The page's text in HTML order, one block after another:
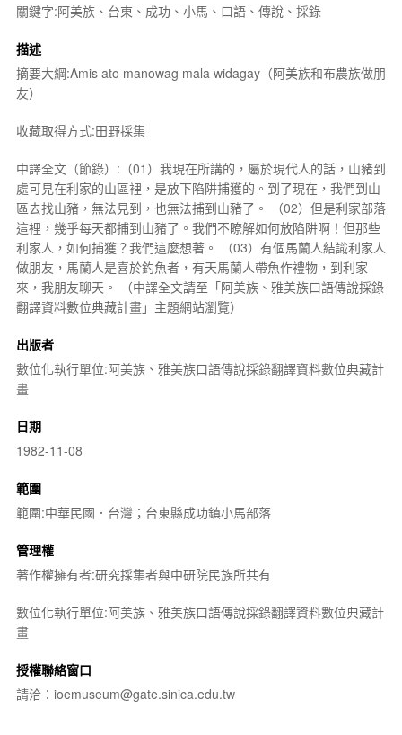
關鍵字:阿美族、台東、成功、小馬、口語、傳說、採錄
描述
摘要大綱:Amis ato manowag mala widagay（阿美族和布農族做朋
友）
收藏取得方式:田野採集
中譯全文（節錄）:（01）我現在所講的，屬於現代人的話，山豬到
處可見在利家的山區裡，是放下陷阱捕獲的。到了現在，我們到山
區去找山豬，無法見到，也無法捕到山豬了。 （02）但是利家部落
這裡，幾乎每天都捕到山豬了。我們不瞭解如何放陷阱啊！但那些
利家人，如何捕獲？我們這麼想著。 （03）有個馬蘭人結識利家人
做朋友，馬蘭人是喜於釣魚者，有天馬蘭人帶魚作禮物，到利家
來，我朋友聊天。 （中譯全文請至「阿美族、雅美族口語傳說採錄
翻譯資料數位典藏計畫」主題網站瀏覽）
出版者
數位化執行單位:阿美族、雅美族口語傳說採錄翻譯資料數位典藏計
畫
日期
1982-11-08
範圍
範圍:中華民國．台灣；台東縣成功鎮小馬部落
管理權
著作權擁有者:研究採集者與中研院民族所共有
數位化執行單位:阿美族、雅美族口語傳說採錄翻譯資料數位典藏計
畫
授權聯絡窗口
請洽：ioemuseum@gate.sinica.edu.tw